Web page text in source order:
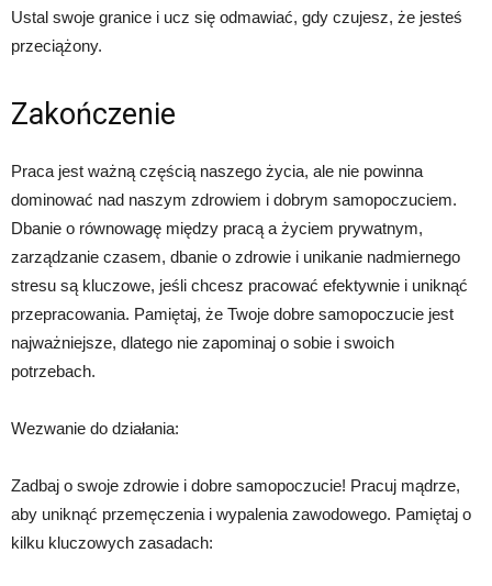
Ustal swoje granice i ucz się odmawiać, gdy czujesz, że jesteś
przeciążony.
Zakończenie
Praca jest ważną częścią naszego życia, ale nie powinna
dominować nad naszym zdrowiem i dobrym samopoczuciem.
Dbanie o równowagę między pracą a życiem prywatnym,
zarządzanie czasem, dbanie o zdrowie i unikanie nadmiernego
stresu są kluczowe, jeśli chcesz pracować efektywnie i uniknąć
przepracowania. Pamiętaj, że Twoje dobre samopoczucie jest
najważniejsze, dlatego nie zapominaj o sobie i swoich
potrzebach.
Wezwanie do działania:
Zadbaj o swoje zdrowie i dobre samopoczucie! Pracuj mądrze,
aby uniknąć przemęczenia i wypalenia zawodowego. Pamiętaj o
kilku kluczowych zasadach: